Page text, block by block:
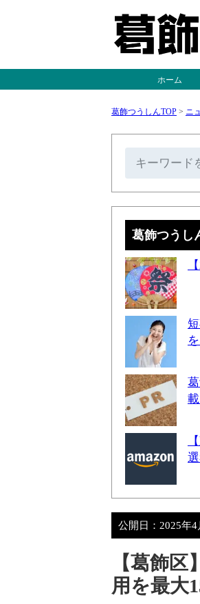
ホーム
葛飾つうしんTOP > ニ
葛飾つうし
公開日： 2025年4
【葛飾
用を最大